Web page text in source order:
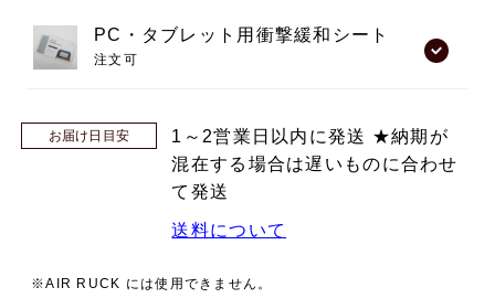
PC・タブレット用衝撃緩和シート
注文可
お届け日目安
1～2営業日以内に発送 ★納期が
混在する場合は遅いものに合わせ
て発送
送料について
※AIR RUCK には使用できません。